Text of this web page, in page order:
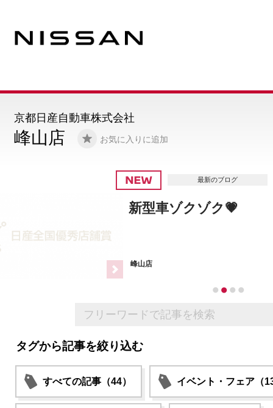
峰山店 お気に入りに追加
京都日産自動車株式会社
最新のブログ
新型車ゾクゾク💗
タグから記事を絞り込む
すべての記事（44） イベント・フェア（